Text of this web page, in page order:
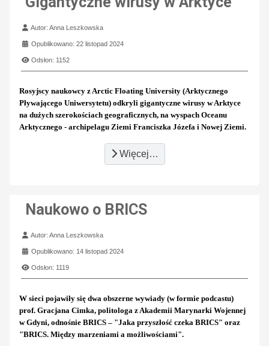
Szczegóły
Autor:Anna Leszkowska
Opublikowano: 22 listopad 2024
Odsłon: 1152
Rosyjscy naukowcy z Arctic Floating University (Arktycznego
Pływającego Uniwersytetu) odkryli gigantyczne wirusy w Arktyce
na dużych szerokościach geograficznych, na wyspach Oceanu
Arktycznego - archipelagu Ziemi Franciszka Józefa i Nowej Ziemi.
Więcej…
Naukowo o BRICS
Szczegóły
Autor:Anna Leszkowska
Opublikowano: 14 listopad 2024
Odsłon: 1119
W sieci pojawiły się dwa obszerne wywiady (w formie podcastu)
prof. Gracjana Cimka, politologa z Akademii Marynarki Wojennej
w Gdyni, odnośnie BRICS – "Jaka przyszłość czeka BRICS" oraz
"BRICS. Między marzeniami a możliwościami".